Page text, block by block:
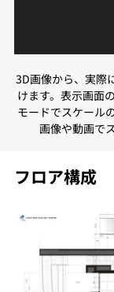
3D画像から、実際
けます。表示画面
モードでスケール
画像や動画で
フロア構成